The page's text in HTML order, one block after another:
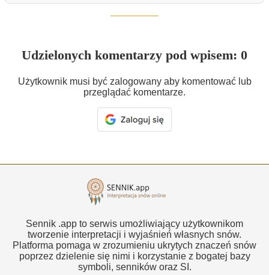
Udzielonych komentarzy pod wpisem: 0
Użytkownik musi być zalogowany aby komentować lub
przeglądać komentarze.
Sennik .app to serwis umożliwiający użytkownikom
tworzenie interpretacji i wyjaśnień własnych snów.
Platforma pomaga w zrozumieniu ukrytych znaczeń snów
poprzez dzielenie się nimi i korzystanie z bogatej bazy
symboli, senników oraz SI.